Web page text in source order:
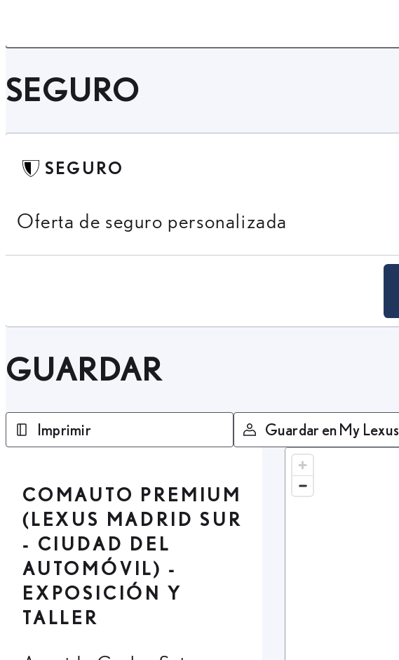
SEGURO
SEGURO
Oferta de seguro personalizada
GUARDAR
Imprimir Guardar en My Lexus
COMAUTO PREMIUM
(LEXUS MADRID SUR
- CIUDAD DEL
AUTOMÓVIL) -
EXPOSICIÓN Y
TALLER